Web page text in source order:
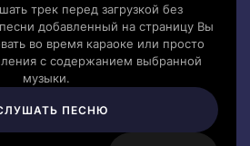
трек перед загрузкой без
добавленный на страницу Вы
во время караоке или просто
с содержанием выбранной
музыки.
ПЕСНЮ